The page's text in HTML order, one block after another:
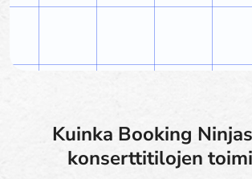
Kuinka Booking
konserttitilojen